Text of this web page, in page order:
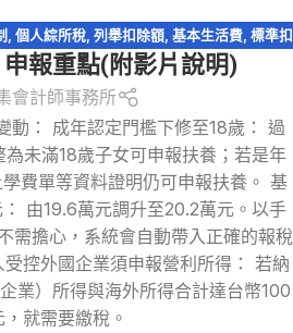
個人綜所稅, 列舉扣除額, 基本生活費, 標準扣
股利收入,薪資所得特別扣除額,財產交易損益
購屋貸款利息
報重點(附影片說明)
會計師事務所
動： 成年認定門檻下修至18歲： 過
未滿18歲子女可申報扶養；若是年
費單等資料證明仍可申報扶養。 基
由19.6萬元調升至20.2萬元。以手
需擔心，系統會自動帶入正確的報稅
控外國企業須申報營利所得： 若納
業）所得與海外所得合計達台幣100
，就需要繳稅。